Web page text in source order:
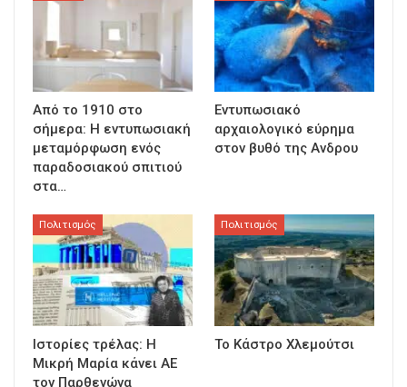
Από το 1910 στο
σήμερα: Η εντυπωσιακή
μεταμόρφωση ενός
παραδοσιακού σπιτιού
στα…
Εντυπωσιακό
αρχαιολογικό εύρημα
στον βυθό της Ανδρου
Πολιτισμός
Ιστορίες τρέλας: Η
Μικρή Μαρία κάνει ΑΕ
τον Παρθενώνα
Πολιτισμός
Το Κάστρο Χλεμούτσι